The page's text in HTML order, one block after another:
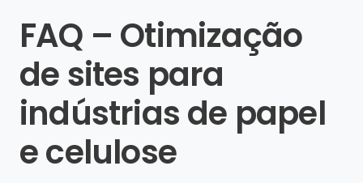
FAQ – Otimização
de sites para
indústrias de papel
e celulose